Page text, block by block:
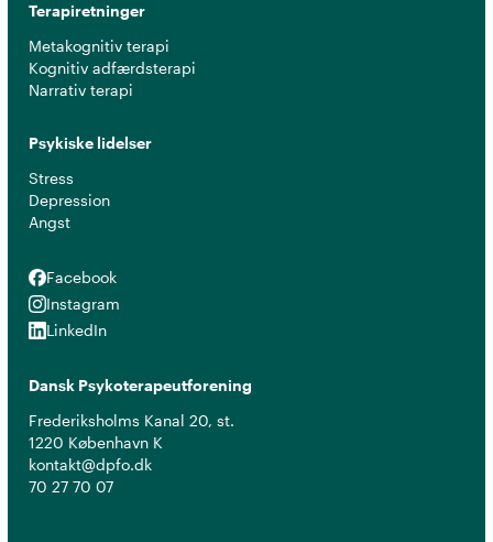
Terapiretninger
Metakognitiv terapi
Kognitiv adfærdsterapi
Narrativ terapi
Psykiske lidelser
Stress
Depression
Angst
Facebook
Facebook
Instagram
Instagram
LinkedIn
LinkedIn
Dansk Psykoterapeutforening
Frederiksholms Kanal 20, st.
1220 København K
kontakt@dpfo.dk
70 27 70 07